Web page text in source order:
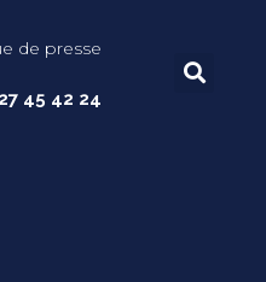
de presse
45 42 24